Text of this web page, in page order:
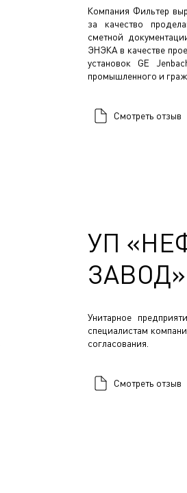
Компания Фильтер
за качество
сметной
ЭНЭКА в качестве
установок GE
промышленного и
Смотреть отзыв
УП
ЗАВОД»
Унитарное
специалистам
согласования.
Смотреть отзыв